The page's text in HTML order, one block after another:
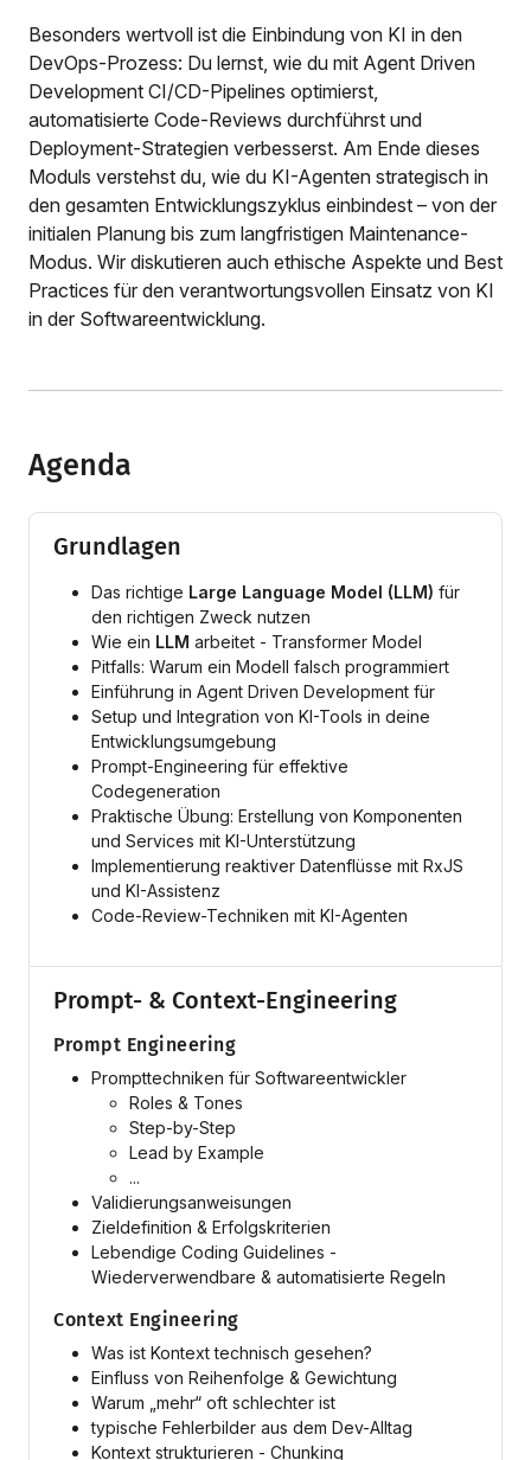
Besonders wertvoll ist die Einbindung von KI in den
DevOps-Prozess: Du lernst, wie du mit Agent Driven
Development CI/CD-Pipelines optimierst,
automatisierte Code-Reviews durchführst und
Deployment-Strategien verbesserst. Am Ende dieses
Moduls verstehst du, wie du KI-Agenten strategisch in
den gesamten Entwicklungszyklus einbindest – von der
initialen Planung bis zum langfristigen Maintenance-
Modus. Wir diskutieren auch ethische Aspekte und Best
Practices für den verantwortungsvollen Einsatz von KI
in der Softwareentwicklung.
Agenda
Grundlagen
Das richtige Large Language Model (LLM) für
den richtigen Zweck nutzen
Wie ein LLM arbeitet - Transformer Model
Pitfalls: Warum ein Modell falsch programmiert
Einführung in Agent Driven Development für
Setup und Integration von KI-Tools in deine
Entwicklungsumgebung
Prompt-Engineering für effektive
Codegeneration
Praktische Übung: Erstellung von Komponenten
und Services mit KI-Unterstützung
Implementierung reaktiver Datenflüsse mit RxJS
und KI-Assistenz
Code-Review-Techniken mit KI-Agenten
Prompt- & Context-Engineering
Prompt Engineering
Prompttechniken für Softwareentwickler
Roles & Tones
Step-by-Step
Lead by Example
...
Validierungsanweisungen
Zieldefinition & Erfolgskriterien
Lebendige Coding Guidelines -
Wiederverwendbare & automatisierte Regeln
Context Engineering
Was ist Kontext technisch gesehen?
Einfluss von Reihenfolge & Gewichtung
Warum „mehr“ oft schlechter ist
typische Fehlerbilder aus dem Dev-Alltag
Kontext strukturieren - Chunking